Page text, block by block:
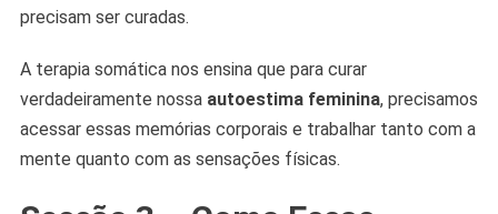
precisam ser curadas.
A terapia somática nos ensina que para curar
verdadeiramente nossa autoestima feminina, precisamos
acessar essas memórias corporais e trabalhar tanto com a
mente quanto com as sensações físicas.